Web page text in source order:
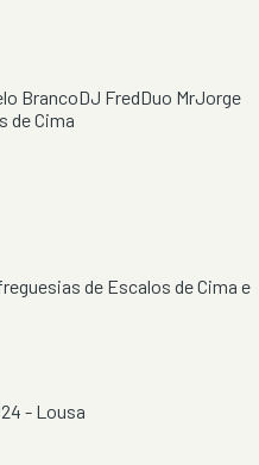
BrancoDJ FredDuo MrJorge
de Cima
de Escalos de Cima e
- Lousa